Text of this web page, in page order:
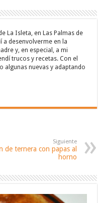
La Isleta, en Las Palmas de
a desenvolverme en la
y, en especial, a mi
trucos y recetas. Con el
algunas nuevas y adaptando
Siguiente
de ternera con papas al
horno